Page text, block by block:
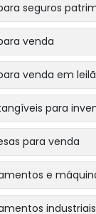
seguros
venda
venda em
para
para venda
e
industriais